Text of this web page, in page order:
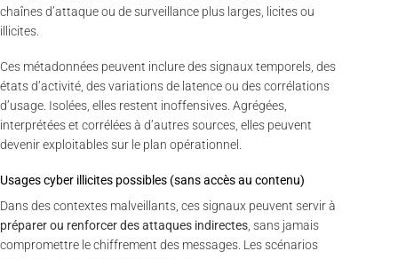
chaînes d’attaque ou de surveillance plus larges, licites ou
illicites.
Ces métadonnées peuvent inclure des signaux temporels, des
états d’activité, des variations de latence ou des corrélations
d’usage. Isolées, elles restent inoffensives. Agrégées,
interprétées et corrélées à d’autres sources, elles peuvent
devenir exploitables sur le plan opérationnel.
Usages cyber illicites possibles (sans accès au contenu)
Dans des contextes malveillants, ces signaux peuvent servir à
préparer ou renforcer des attaques indirectes, sans jamais
compromettre le chiffrement des messages. Les scénarios